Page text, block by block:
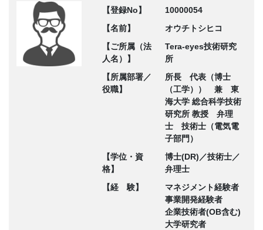
【登録No】
10000054
【名前】
オウチトシヒコ
【ご所属（法
人名）】
Tera-eyes技術研究
所
【所属部署／
役職】
所長 代表（博士
（工学）） 兼 東
海大学 総合科学技術
研究所 教授 弁理
士 技術士（電気電
子部門）
【学位・資
格】
博士(DR)／技術士／
弁理士
【経 験】
マネジメント経験者
事業開発経験者
企業技術者(OB含む)
大学研究者